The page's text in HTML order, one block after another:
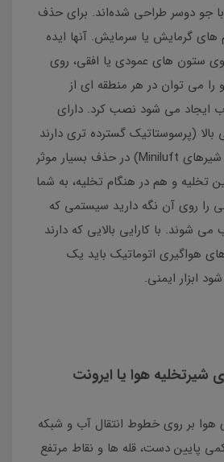
جو دوسر طراحی شده‌اند. برای حذف
گرمایش یا سرمایش. آنها ایده
ستون های عمودی یا افقی، روی
و را می توان در هر منطقه ای از
ایجاد می شود نصب کرد. دارای
بالا (پرسوستاتیک گسترده تری دارند
محفظه ای نسبت به شیرهای Miniluft) در حذف بسیار موثر
تخلیه و هم در هنگام تخلیه، به شما
را روی آن نگه دارید سیستمی که
شوند. با کارایی بالایی که دارند
هواگیری اتوماتیک باید یک
ابزار ایمنی.
شیرتخلیه هوا یا ایرونت
هوا بر روی خطوط انتقال آب و شبکه
پایین دست، قله ها و نقاط مرتفع